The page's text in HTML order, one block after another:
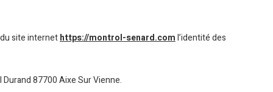
site internethttps://montrol-senard.coml’identité des
87700 Aixe Sur Vienne.